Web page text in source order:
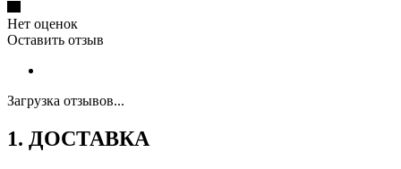
Нет оценок
Оставить отзыв
Загрузка отзывов...
1. ДОСТАВКА